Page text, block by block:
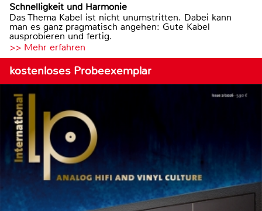
Schnelligkeit und Harmonie
Das Thema Kabel ist nicht unumstritten. Dabei kann
man es ganz pragmatisch angehen: Gute Kabel
ausprobieren und fertig.
>> Mehr erfahren
kostenloses Probeexemplar